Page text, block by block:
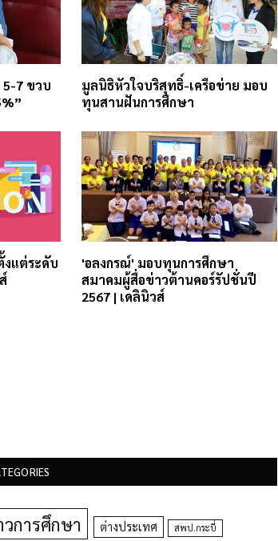
5-7 ขวบ
มูลนิธิหัวใจบริสุทธิ์-เครือข่าย มอบ
ทุนสานฝันการศึกษา
งแต่ระดับ
'อลงกรณ์' มอบทุนการศึกษา
สมาคมผู้สื่อข่าวต้านคอร์รัปชั่นปี
2567 | เดลินิวส์
วการศึกษา ต่างประเทศ สพป.กระบี่